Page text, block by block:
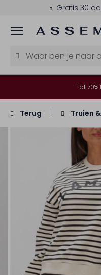
Gratis 30
Menu
Tot
Terug Truien